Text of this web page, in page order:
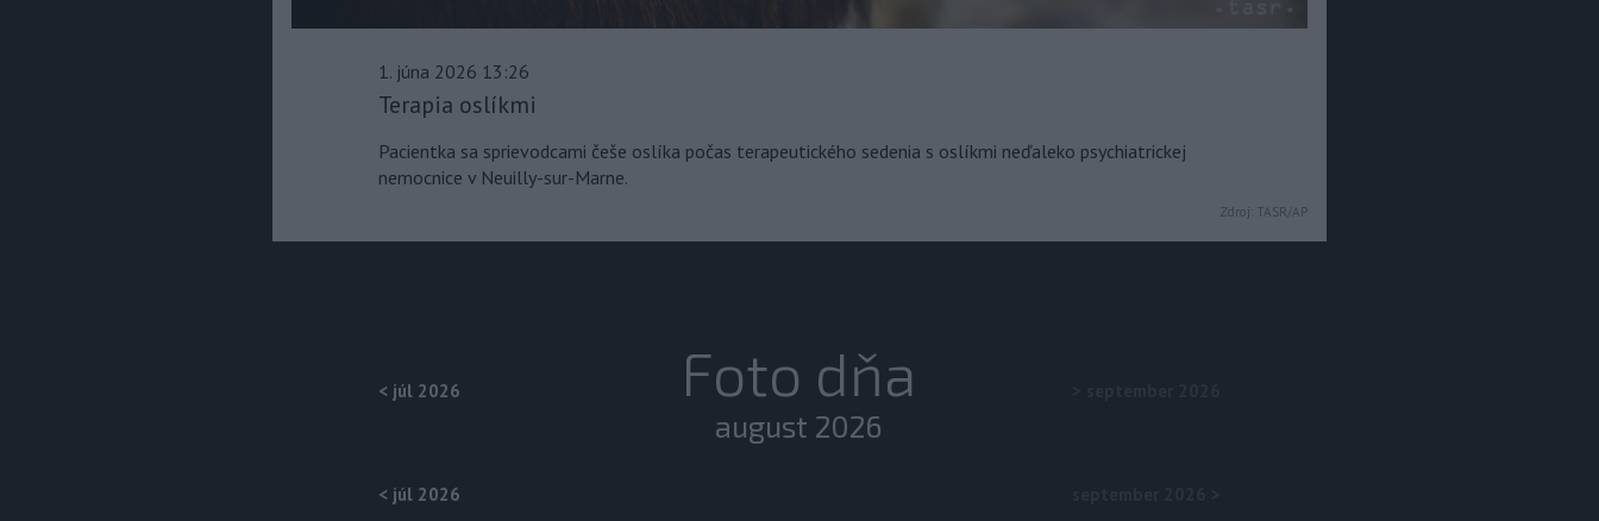
1. júna 2026 13:26
Terapia oslíkmi
Pacientka sa sprievodcami češe oslíka počas terapeutického sedenia s oslíkmi neďaleko psychiatrickej
nemocnice v Neuilly-sur-Marne.
Zdroj: TASR/AP
< júl 2026 Foto dňa
august 2026
< júl 2026